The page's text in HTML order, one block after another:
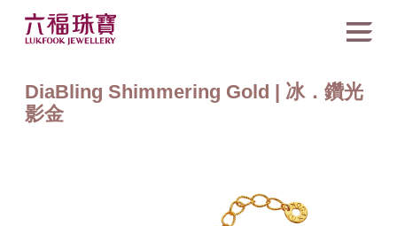
DiaBling Shimmering Gold | 冰．鑽光
影金